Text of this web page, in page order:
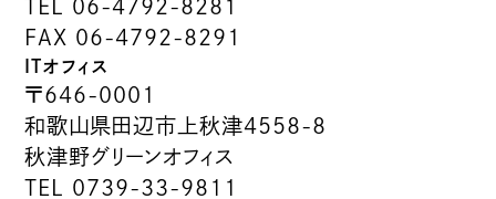
TEL 06-4792-8281
FAX 06-4792-8291
ITオフィス
〒646-0001
和歌山県田辺市上秋津4558-8
秋津野グリーンオフィス
TEL 0739-33-9811